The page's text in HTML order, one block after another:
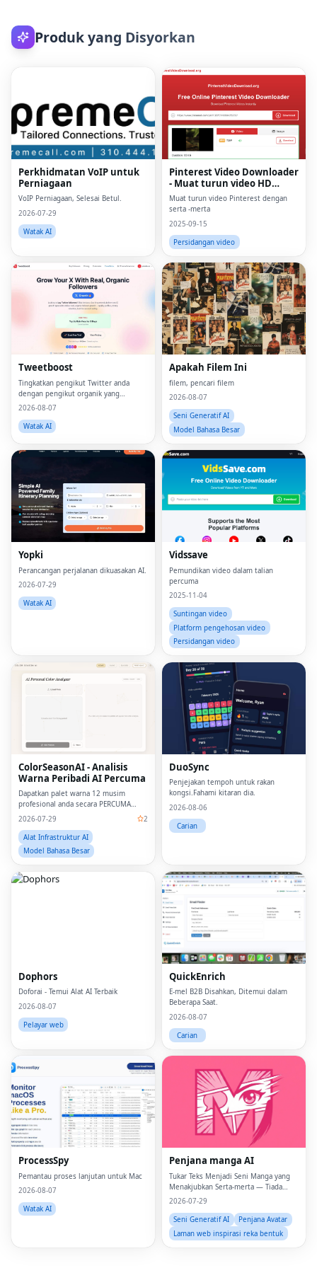
Produk yang Disyorkan
Perkhidmatan VoIP untuk
Perniagaan
VoIP Perniagaan, Selesai Betul.
2026-07-29
Watak AI
Pinterest Video Downloader
- Muat turun video HD
dalam talian
Muat turun video Pinterest dengan
serta -merta
2025-09-15
Persidangan video
Tweetboost
Tingkatkan pengikut Twitter anda
dengan pengikut organik yang
sebenar — dikuasakan AI, tiada bot,
2026-08-07
Watak AI
Apakah Filem Ini
filem, pencari filem
2026-08-07
Seni Generatif AI
Model Bahasa Besar
Yopki
Perancangan perjalanan dikuasakan AI.
2026-07-29
Watak AI
Vidssave
Pemundikan video dalam talian
percuma
2025-11-04
Suntingan video
Platform pengehosan video
Persidangan video
ColorSeasonAI - Analisis
Warna Peribadi AI Percuma
Dapatkan palet warna 12 musim
profesional anda secara PERCUMA
dalam beberapa saat.Tiada pendaftaran
2026-07-29
2
Alat Infrastruktur AI
Model Bahasa Besar
DuoSync
Penjejakan tempoh untuk rakan
kongsi.Fahami kitaran dia.
2026-08-06
Carian
Dophors
Doforai - Temui Alat AI Terbaik
2026-08-07
Pelayar web
QuickEnrich
E-mel B2B Disahkan, Ditemui dalam
Beberapa Saat.
2026-08-07
Carian
ProcessSpy
Pemantau proses lanjutan untuk Mac
2026-08-07
Watak AI
Penjana manga AI
Tukar Teks Menjadi Seni Manga yang
Menakjubkan Serta-merta — Tiada
Kemahiran Melukis Diperlukan.
2026-07-29
Seni Generatif AI
Penjana Avatar
Laman web inspirasi reka bentuk